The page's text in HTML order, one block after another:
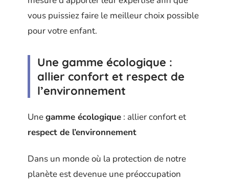
vous puissiez faire le meilleur choix possible
pour votre enfant.
Une gamme écologique :
allier confort et respect de
l’environnement
Unegamme écologique : allier confort et
respect de l’environnement
Dans un monde où la protection de notre
planète est devenue une préoccupation